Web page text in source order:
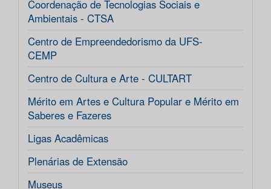
Coordenação de Tecnologias Sociais e
Ambientais - CTSA
Centro de Empreendedorismo da UFS-
CEMP
Centro de Cultura e Arte - CULTART
Mérito em Artes e Cultura Popular e Mérito em
Saberes e Fazeres
Ligas Acadêmicas
Plenárias de Extensão
Museus